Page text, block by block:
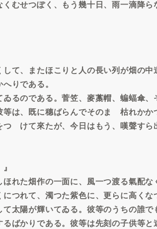
むせつぽく、もう幾十日、雨一滴降ら
て、またほこりと人の長い列が畑の中
りである。
るのである。菅笠、麥藁帽、蝙蝠傘、
は、既に穗ばらんでそのまゝ枯れかか
ゞけて來たが、今日はもう、嘆聲すら
れた畑作の一面に、風一つ渡る氣配な
つれて、濁つた紫色に、更らに高くな
太陽が輝いてゐる。彼等のうちの誰で
ばかりである。彼等は先刻の子供等と